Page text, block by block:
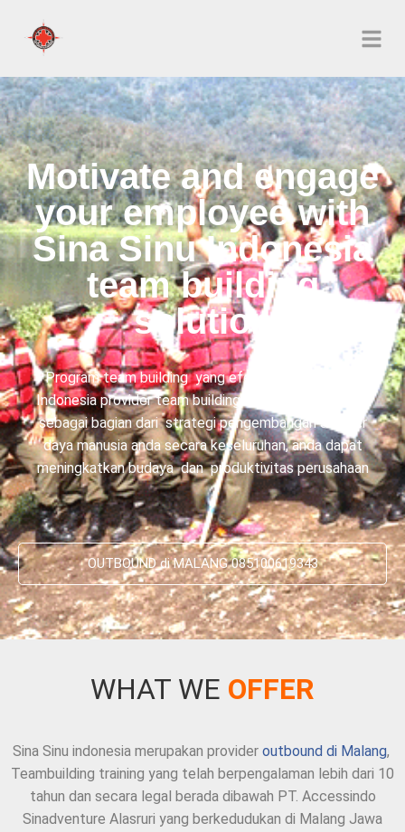
Motivate and engage
your employee with
Sina Sinu Indonesia
team building
solution
Program team building yang efektif dari Sina Sinu
Indonesia provider team building outbound di Malang
sebagai bagian dari strategi pengembangan sumber
daya manusia anda secara keseluruhan, anda dapat
meningkatkan budaya dan produktivitas perusahaan
OUTBOUND di MALANG 085100619343
WHAT WE OFFER
Sina Sinu indonesia merupakan provideroutbound di Malang,
Teambuilding training yang telah berpengalaman lebih dari 10
tahun dan secara legal berada dibawah PT. Accessindo
Sinadventure Alasruri yang berkedudukan di Malang Jawa